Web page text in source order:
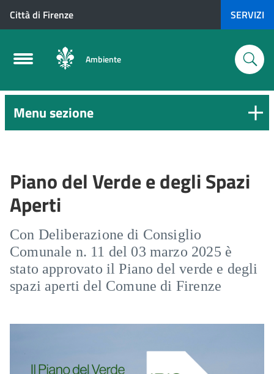
Città di Firenze SERVIZI
Ambiente
Menu sezione
Piano del Verde e degli Spazi
Aperti
Con Deliberazione di Consiglio
Comunale n. 11 del 03 marzo 2025 è
stato approvato il Piano del verde e degli
spazi aperti del Comune di Firenze